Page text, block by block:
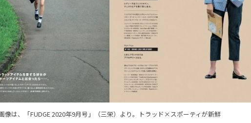
像は、「FUDGE 2020年9月号」（三栄）より。トラッド×スポーティが新鮮